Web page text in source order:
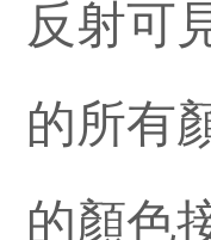
反射可
的所有
的顏色